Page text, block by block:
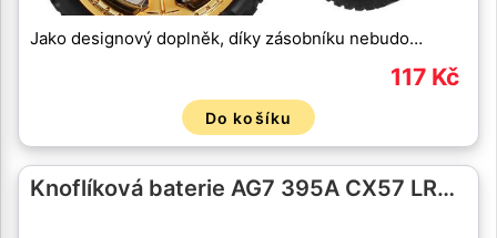
Jako designový doplněk, díky zásobníku nebudo…
117 Kč
Do košíku
Knoflíková baterie AG7 395A CX57 LR…